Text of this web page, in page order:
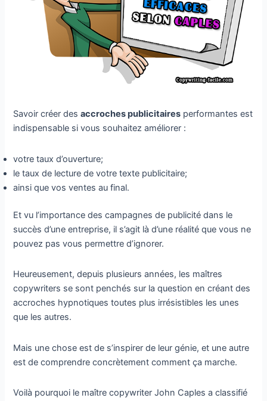
Savoir créer desaccroches publicitaires performantes est
indispensable si vous souhaitez améliorer :
votre taux d’ouverture;
le taux de lecture de votre texte publicitaire;
ainsi que vos ventes au final.
Et vu l’importance des campagnes de publicité dans le
succès d’une entreprise, il s’agit là d’une réalité que vous ne
pouvez pas vous permettre d’ignorer.
Heureusement, depuis plusieurs années, les maîtres
copywriters se sont penchés sur la question en créant des
accroches hypnotiques toutes plus irrésistibles les unes
que les autres.
Mais une chose est de s’inspirer de leur génie, et une autre
est de comprendre concrètement comment ça marche.
Voilà pourquoi le maître copywriter John Caples a classifié